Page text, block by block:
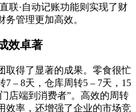
联·自动记账功能则实现了财
管理更加高效。
效卓著
取得了显著的成果。零食很忙
– 8天，仓库周转5 – 7天，15
店端到消费者”。高效的周转
效率，还增强了企业的市场竞